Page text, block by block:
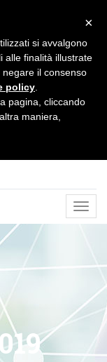
×
si avvalgono
alle finalità illustrate
il consenso
policy
pagina, cliccando
maniera,